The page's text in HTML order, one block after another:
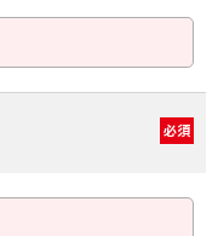
必須